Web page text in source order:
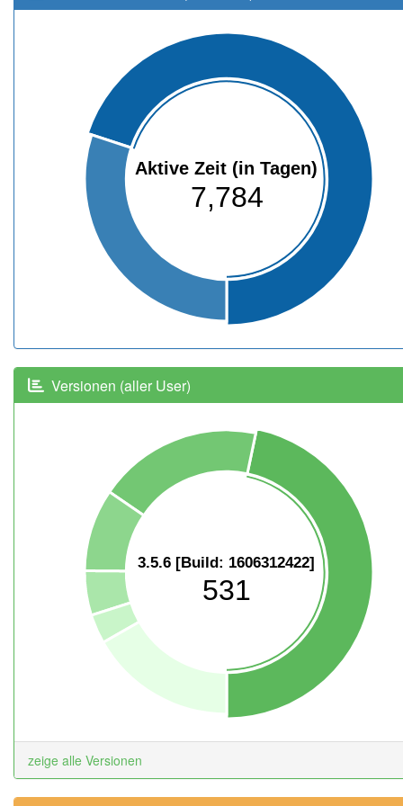
Aktive Zeit (in Tagen)
7,784
Versionen (aller User)
3.5.6 [Build: 1606312422]
531
zeige alle Versionen